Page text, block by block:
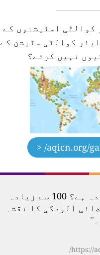
کوالٹی اسٹیشنوں کے
کوالٹی سٹیشن کے
نہیں کرتے؟
آج ہوا کتنی آلودہ ہے؟ 100 سے زیادہ
آلودگی کا نقشہ
”
https://